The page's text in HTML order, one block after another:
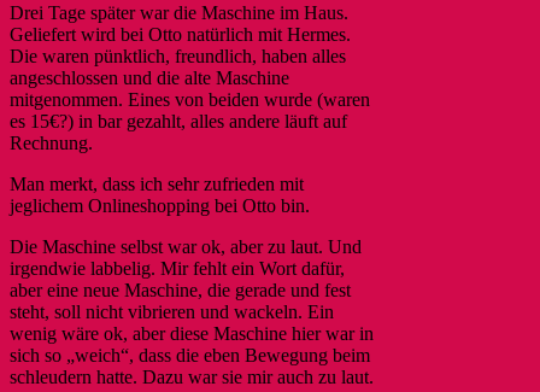
Drei Tage später war die Maschine im Haus.
Geliefert wird bei Otto natürlich mit Hermes.
Die waren pünktlich, freundlich, haben alles
angeschlossen und die alte Maschine
mitgenommen. Eines von beiden wurde (waren
es 15€?) in bar gezahlt, alles andere läuft auf
Rechnung.
Man merkt, dass ich sehr zufrieden mit
jeglichem Onlineshopping bei Otto bin.
Die Maschine selbst war ok, aber zu laut. Und
irgendwie labbelig. Mir fehlt ein Wort dafür,
aber eine neue Maschine, die gerade und fest
steht, soll nicht vibrieren und wackeln. Ein
wenig wäre ok, aber diese Maschine hier war in
sich so „weich“, dass die eben Bewegung beim
schleudern hatte. Dazu war sie mir auch zu laut.